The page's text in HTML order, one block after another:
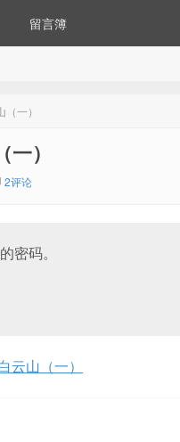
留言簿
一）
）
2评论
密码。
云山（一）